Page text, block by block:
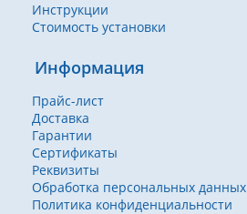
Инструкции
Стоимость установки
Информация
Прайс-лист
Доставка
Гарантии
Сертификаты
Реквизиты
Обработка персональных данных
Политика конфиденциальности